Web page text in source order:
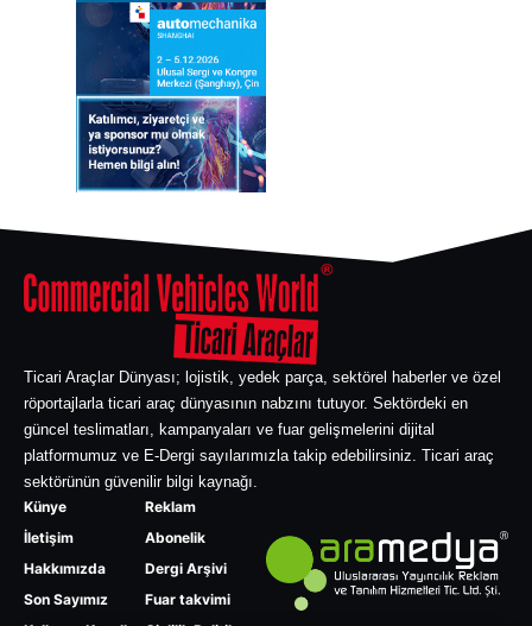
Ticari Araçlar Dünyası; lojistik, yedek parça, sektörel haberler ve özel
röportajlarla ticari araç dünyasının nabzını tutuyor. Sektördeki en
güncel teslimatları, kampanyaları ve fuar gelişmelerini dijital
platformumuz ve E-Dergi sayılarımızla takip edebilirsiniz. Ticari araç
sektörünün güvenilir bilgi kaynağı.
Künye
İletişim
Hakkımızda
Son Sayımız
Reklam
Abonelik
Dergi Arşivi
Fuar takvimi